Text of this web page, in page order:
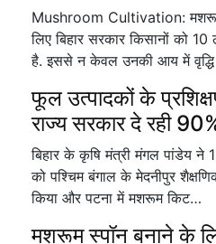
Mushroom Cultivation:
लिए बिहार सरकार किसानों को
है. इससे न केवल उनकी आय में वृद्धि
फूल उत्पादकों के
राज्य सरकार दे रही
बिहार के कृषि मंत्री मंगल पांडेय
को पश्चिम बंगाल के मेदनीपुर
किया और पटना में मशरूम किट…
मशरूम स्पॉन बनाने के